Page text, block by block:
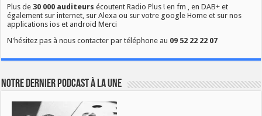
Plus de30 000 auditeurs écoutent Radio Plus ! en fm , en DAB+ et
également sur internet, sur Alexa ou sur votre google Home et sur nos
applications ios et android Merci
N'hésitez pas à nous contacter par téléphone au 09 52 22 22 07
Notre dernier podcast à la une